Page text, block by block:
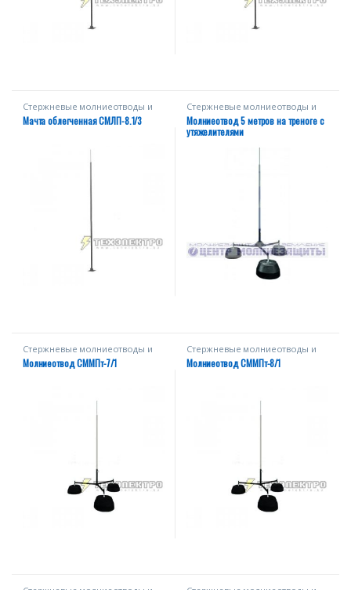
Стержневые молниеотводы и
мачты
Мачта облегченная СМЛП-8.1/3
Стержневые молниеотводы и
мачты
Молниеотвод 5 метров на треноге с
утяжелителями
Стержневые молниеотводы и
мачты
Молниеотвод СММПт-7/1
Стержневые молниеотводы и
мачты
Молниеотвод СММПт-8/1